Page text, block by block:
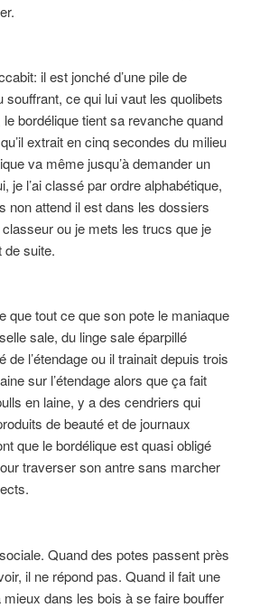
il est jonché d’une pile de
ce qui lui vaut les quolibets
bordélique tient sa revanche quand
extrait en cinq secondes du milieu
va même jusqu’à demander un
je l’ai classé par ordre alphabétique,
non attend il est dans les dossiers
ou je mets les trucs que je
de suite.
que tout ce que son pote le maniaque
sale, du linge sale éparpillé
l’étendage ou il trainait depuis trois
sur l’étendage alors que ça fait
en laine, y a des cendriers qui
de beauté et de journaux
que le bordélique est quasi obligé
traverser son antre sans marcher
Quand des potes passent près
il ne répond pas. Quand il fait une
mieux dans les bois à se faire bouffer